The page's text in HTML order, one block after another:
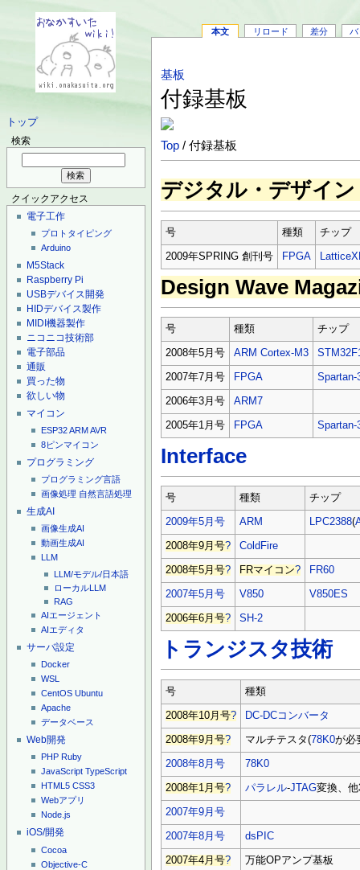
トップ
検索
クイックアクセス
電子工作
プロトタイピング
Arduino
M5Stack
Raspberry Pi
USBデバイス開発
HIDデバイス製作
MIDI機器製作
ニコニコ技術部
電子部品
通販
買った物
欲しい物
マイコン
ESP32ARMAVR
8ピンマイコン
プログラミング
プログラミング言語
画像処理 自然言語処理
生成AI
画像生成AI
動画生成AI
LLM
LLM/モデル/日本語
ローカルLLM
RAG
AIエージェント
AIエディタ
サーバ設定
Docker
WSL
CentOS Ubuntu
Apache
データベース
Web開発
PHP Ruby
JavaScript TypeScript
HTML5 CSS3
Webアプリ
Node.js
iOS/開発
Cocoa
Objective-C
本文 リロード 差分 バ
基板
付録基板
Top / 付録基板
デジタル・デザイ
号 種類 チップ
2009年SPRING 創刊号 FPGA
Design Wave
号 種類 チップ
2008年5月号 ARM Cortex-M3
2007年7月号 FPGA Spartan-
2006年3月号 ARM7
2005年1月号 FPGA Spartan-
Interface
号 種類 チップ
2009年5月号 ARM LPC2388(
2008年9月号? ColdFire
2008年5月号? FRマイコン? FR60
2007年5月号 V850 V850ES
2006年6月号? SH-2
トランジスタ技術
号 種類
2008年10月号? DC-DCコンバータ
2008年9月号? マルチテスタ(78K0が必
2008年8月号 78K0
2008年1月号? パラレル-JTAG変換、
2007年9月号
2007年8月号 dsPIC
2007年4月号? 万能OPアンプ基板